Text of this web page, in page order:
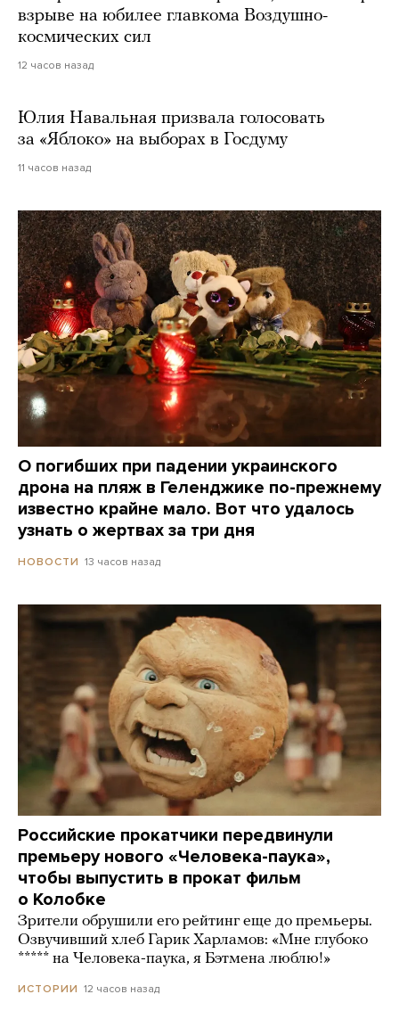
взрыве на юбилее главкома Воздушно-
космических сил
12 часов назад
Юлия Навальная призвала голосовать
за «Яблоко» на выборах в Госдуму
11 часов назад
О погибших при падении украинского
дрона на пляж в Геленджике по-прежнему
известно крайне мало. Вот что удалось
узнать о жертвах за три дня
НОВОСТИ 13 часов назад
Российские прокатчики передвинули
премьеру нового «Человека-паука»,
чтобы выпустить в прокат фильм
о Колобке
Зрители обрушили его рейтинг еще до премьеры.
Озвучивший хлеб Гарик Харламов: «Мне глубоко
***** на Человека-паука, я Бэтмена люблю!»
ИСТОРИИ 12 часов назад